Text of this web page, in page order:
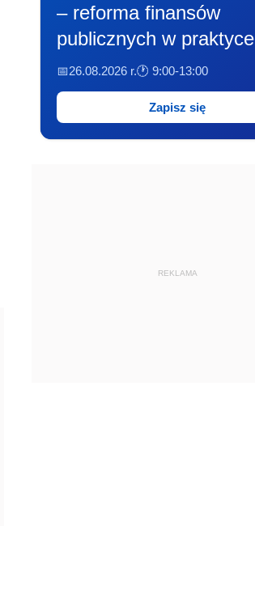
– reforma finansów
publicznych w praktyce
📅26.08.2026 r.🕐 9:00-13:00
Zapisz się
REKLAMA